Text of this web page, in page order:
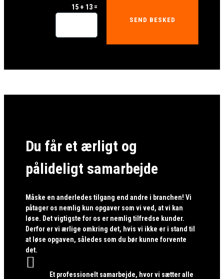
15 + 13=
SEND BESKED
Du får et ærligt og
pålideligt samarbejde
Måske en anderledes tilgang end andre i branchen! Vi
påtager os nemlig kun opgaver som vi ved, at vi kan
løse. Det vigtigste for os er nemlig tilfredse kunder.
Derfor er vi ærlige omkring det, hvis vi ikke er i stand til
at løse opgaven, således som du bør kunne forvente
det.

Et professionelt samarbejde, hvor vi sætter alle